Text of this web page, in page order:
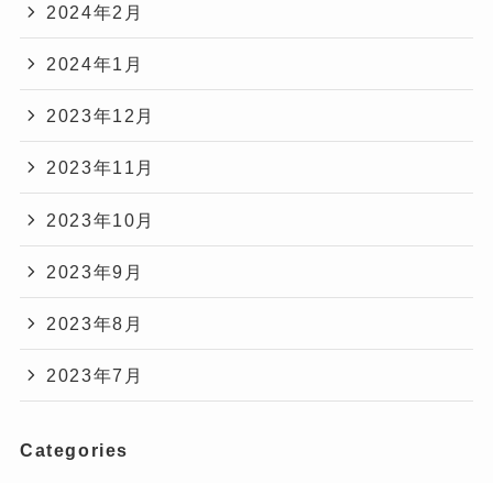
2024年2月
2024年1月
2023年12月
2023年11月
2023年10月
2023年9月
2023年8月
2023年7月
Categories